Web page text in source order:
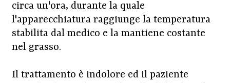
circa un'ora, durante la quale
l'apparecchiatura raggiunge la temperatura
stabilita dal medico e la mantiene costante
nel grasso.
Il trattamento è indolore ed il paziente